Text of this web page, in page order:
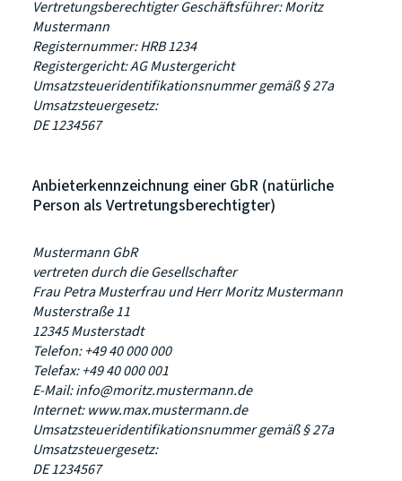
Vertretungsberechtigter Geschäftsführer: Moritz
Mustermann
Registernummer: HRB 1234
Registergericht: AG Mustergericht
Umsatzsteueridentifikationsnummer gemäß § 27a
Umsatzsteuergesetz:
DE 1234567
Anbieterkennzeichnung einer GbR (natürliche
Person als Vertretungsberechtigter)
Mustermann GbR
vertreten durch die Gesellschafter
Frau Petra Musterfrau und Herr Moritz Mustermann
Musterstraße 11
12345 Musterstadt
Telefon: +49 40 000 000
Telefax: +49 40 000 001
E-Mail: info@moritz.mustermann.de
Internet: www.max.mustermann.de
Umsatzsteueridentifikationsnummer gemäß § 27a
Umsatzsteuergesetz:
DE 1234567